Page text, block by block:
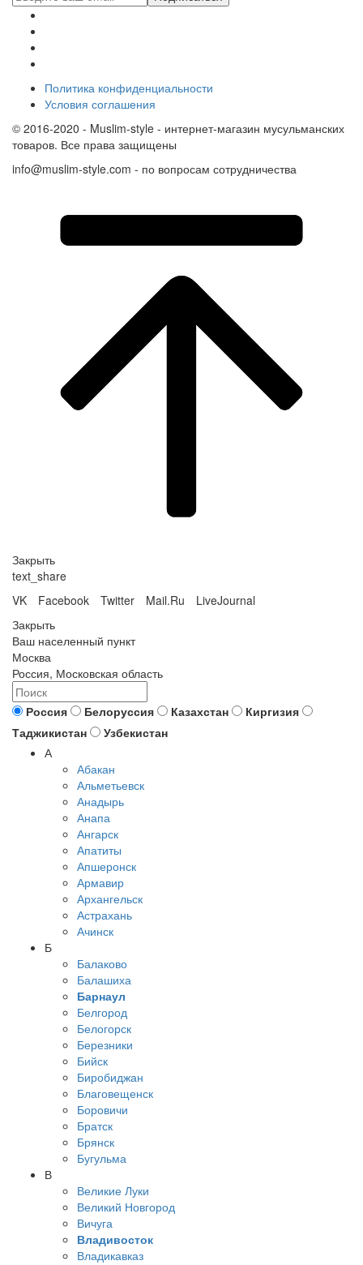
Политика конфиденциальности
Условия соглашения
© 2016-2020 - Muslim-style - интернет-магазин мусульманских
товаров. Все права защищены
info@muslim-style.com - по вопросам сотрудничества
Закрыть
text_share
VK
Facebook Twitter Mail.Ru
LiveJournal
Закрыть
Ваш населенный пункт
Москва
Россия, Московская область
Россия Белоруссия Казахстан
Киргизия
Таджикистан
Узбекистан
А
Абакан
Альметьевск
Анадырь
Анапа
Ангарск
Апатиты
Апшеронск
Армавир
Архангельск
Астрахань
Ачинск
Б
Балаково
Балашиха
Барнаул
Белгород
Белогорск
Березники
Бийск
Биробиджан
Благовещенск
Боровичи
Братск
Брянск
Бугульма
В
Великие Луки
Великий Новгород
Вичуга
Владивосток
Владикавказ